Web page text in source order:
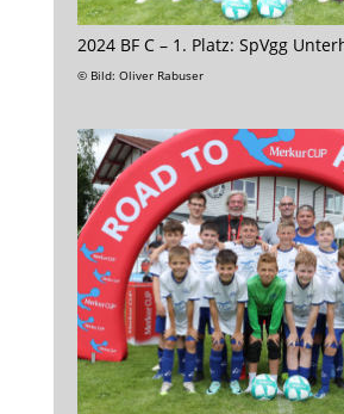
2024 BF C – 1. Platz: SpVgg
© Bild: Oliver Rabuser